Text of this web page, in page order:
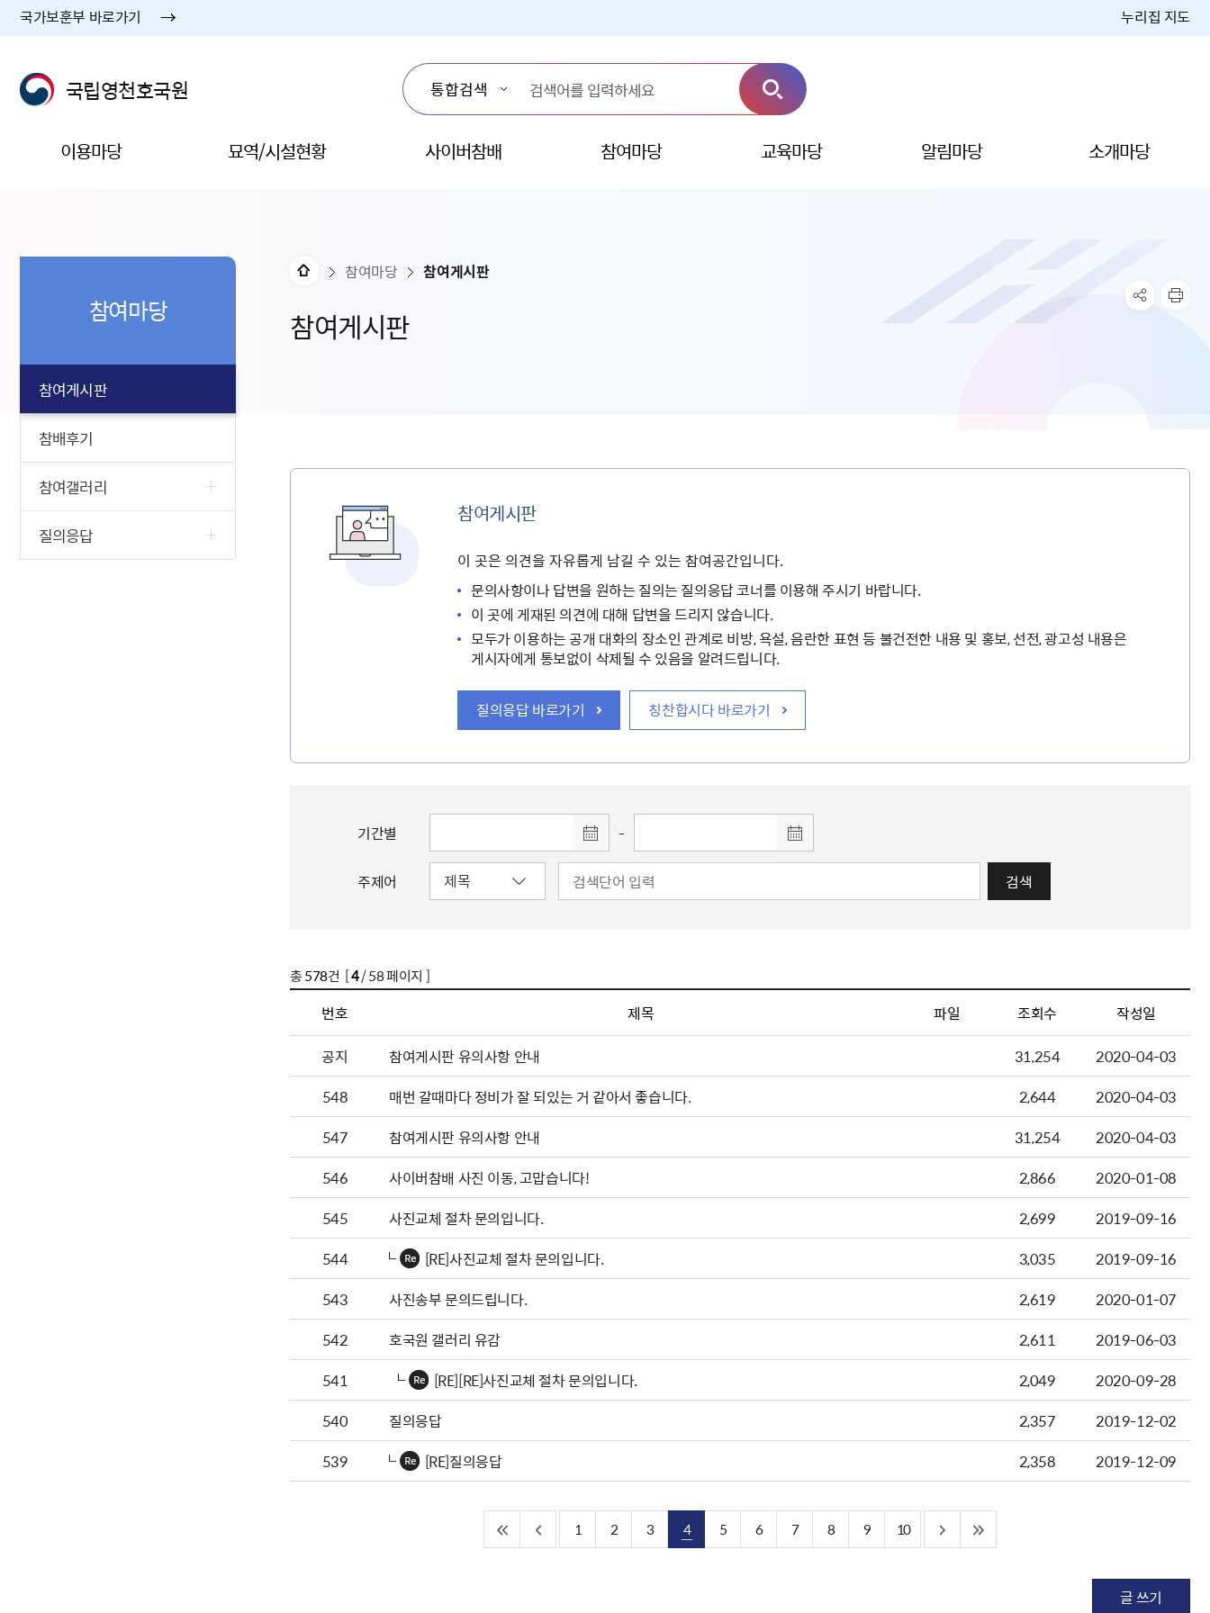
국가보훈부 바로가기 누리집 지도
국립영천호국원
이용마당 묘역/시설현황 사이버참배 참여마당 교육마당 알림마당 소개마당
참여게시판
참여마당 참여게시판
참여마당
참여게시판
참배후기
참여갤러리
질의응답
참여게시판
이 곳은 의견을 자유롭게 남길 수 있는 참여공간입니다.
문의사항이나 답변을 원하는 질의는 질의응답 코너를 이용해 주시기 바랍니다.
이 곳에 게재된 의견에 대해 답변을 드리지 않습니다.
모두가 이용하는 공개 대화의 장소인 관계로 비방, 욕설, 음란한 표현 등 불건전한 내용 및 홍보, 선전, 광고성 내용은
게시자에게 통보없이 삭제될 수 있음을 알려드립니다.
질의응답 바로가기 칭찬합시다 바로가기
기간별 -
주제어 검색
총578건 [4/ 58 페이지 ]
번호 제목 파일 조회수
작성일
공지
참여게시판 유의사항 안내 31,254
2020-04-03
548
매번 갈때마다 정비가 잘 되있는 거 같아서 좋습니다. 2,644
2020-04-03
547
참여게시판 유의사항 안내 31,254
2020-04-03
546
사이버참배 사진 이동, 고맙습니다! 2,866
2020-01-08
545
사진교체 절차 문의입니다. 2,699
2019-09-16
544
[RE]사진교체 절차 문의입니다. 3,035
2019-09-16
543
사진송부 문의드립니다. 2,619
2020-01-07
542
호국원 갤러리 유감 2,611
2019-06-03
541
[RE][RE]사진교체 절차 문의입니다. 2,049
2020-09-28
540
질의응답 2,357
2019-12-02
539
[RE]질의응답 2,358 2019-12-09
1 2 3 4 5 6 7 8 9 10
글 쓰기